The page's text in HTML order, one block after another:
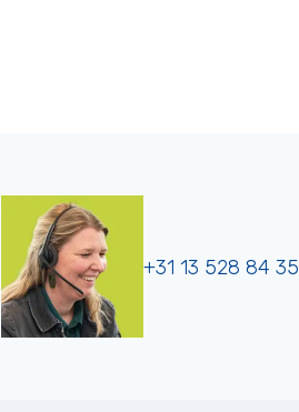
+31 13 528 84 35